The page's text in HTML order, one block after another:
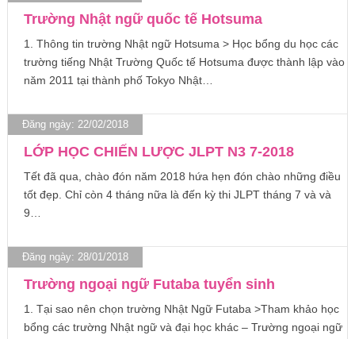
Trường Nhật ngữ quốc tế Hotsuma
1. Thông tin trường Nhật ngữ Hotsuma > Học bổng du học các
trường tiếng Nhật Trường Quốc tế Hotsuma được thành lập vào
năm 2011 tại thành phố Tokyo Nhật…
Đăng ngày: 22/02/2018
LỚP HỌC CHIẾN LƯỢC JLPT N3 7-2018
Tết đã qua, chào đón năm 2018 hứa hẹn đón chào những điều
tốt đẹp. Chỉ còn 4 tháng nữa là đến kỳ thi JLPT tháng 7 và và
9…
Đăng ngày: 28/01/2018
Trường ngoại ngữ Futaba tuyển sinh
1. Tại sao nên chọn trường Nhật Ngữ Futaba >Tham khảo học
bổng các trường Nhật ngữ và đại học khác – Trường ngoại ngữ